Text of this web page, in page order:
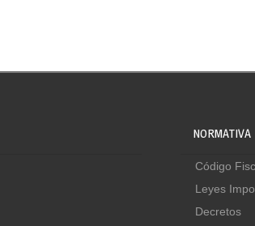
NORMATIVA
Código
Leyes
Decretos